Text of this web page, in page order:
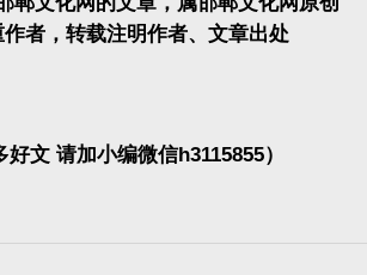
者，转载注明作者、文章出处
好文 请加小编微信h3115855）